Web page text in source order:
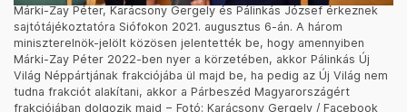
Márki-Zay Péter, Karácsony Gergely és Pálinkás József érkeznek
sajtótájékoztatóra Siófokon 2021. augusztus 6-án. A három
miniszterelnök-jelölt közösen jelentették be, hogy amennyiben
Márki-Zay Péter 2022-ben nyer a körzetében, akkor Pálinkás Új
Világ Néppártjának frakciójába ül majd be, ha pedig az Új Világ nem
tudna frakciót alakítani, akkor a Párbeszéd Magyarországért
frakciójában dolgozik majd − Fotó: Karácsony Gergely / Facebook